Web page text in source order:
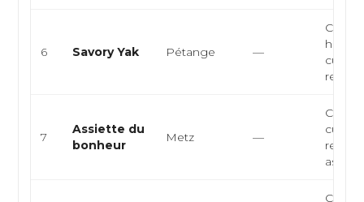
6 Savory Yak Pétange —
7
Assiette du
bonheur
Metz —